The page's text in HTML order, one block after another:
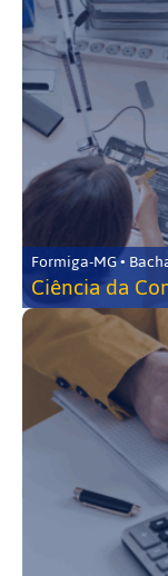
Formiga-MG •
Ciência da